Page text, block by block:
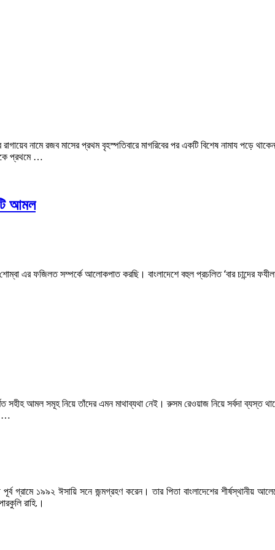
নামে রজব মাসের প্রথম বৃহস্পতিবারে মাগরিবের পর একটি বিশেষ নামায পড়ে
প্রথমে …
আমল
এর ফজিলত সম্পর্কে আলোকপাত করছি। বাংলাদেশে বহুল প্রচলিত ‘বার চান্দের
আমল সমূহ নিয়ে তাঁদের এমন মাথাব্যথা নেই। রুসম রেওয়াজ নিয়ে সর্বদা ব্যস্ত
…
গ্রামে ১৯৯২ ঈসায়ি সনে জন্মগ্রহণ করেন। তার পিতা বাংলাদেশের শীর্ষস্থানীয়
রাহি.।